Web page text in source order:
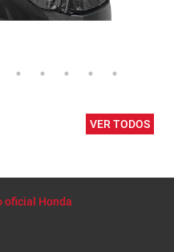
VER TODOS
oficial Honda